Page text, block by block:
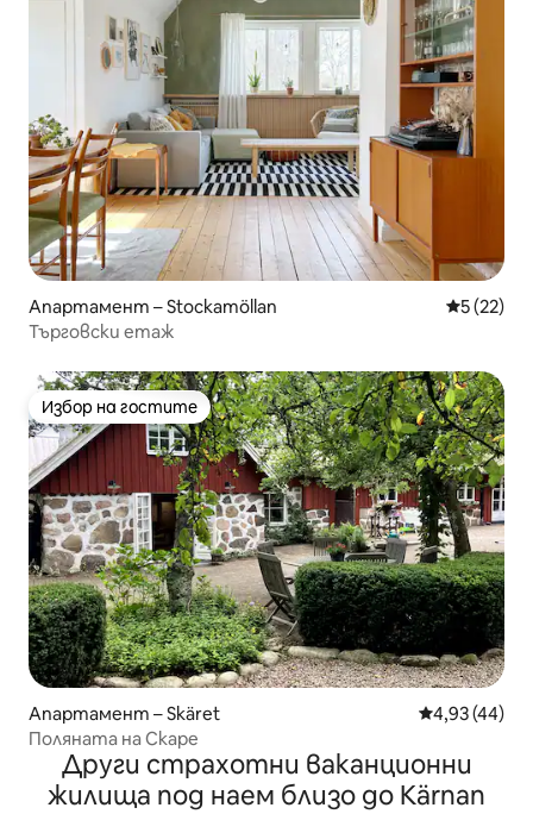
Апартамент – Stockamöllan Средна
5 (22)
Търговски етаж
Избор на гостите
Избор на гостите
Апартамент – Skäret Средна
4,93 (44)
Поляната на Скаре
Други страхотни ваканционни
жилища под наем близо до Kärnan